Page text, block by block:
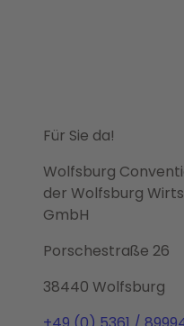
Für Sie da!
Wolfsburg
der Wolfsburg
GmbH
Porschestraße 26
38440 Wolfsburg